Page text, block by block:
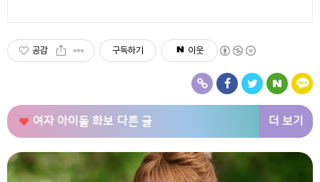
공감 구독하기 이웃
여자 아이돌 화보 다른 글 더 보기